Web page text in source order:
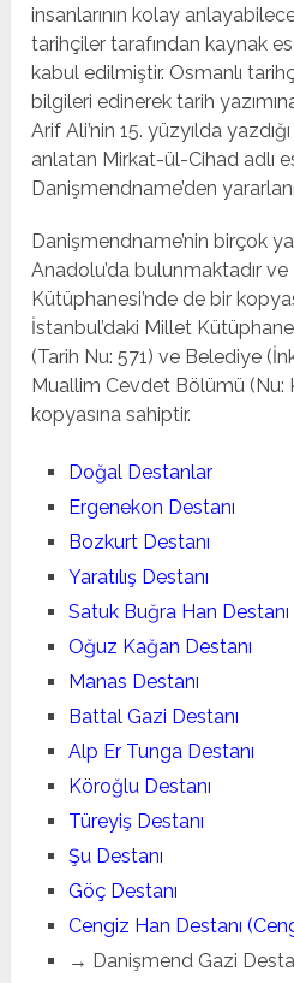
insanlarının kolay
tarihçiler tarafından kaynak
kabul edilmiştir. Osmanlı
bilgileri edinerek tarih
Arif Ali’nin 15. yüzyılda
anlatan Mirkat-ül-Cihad adlı
Danişmendname’den
Danişmendname’nin birçok
Anadolu’da bulunmaktadır ve
Kütüphanesi’nde de bir
İstanbul’daki Millet
(Tarih Nu: 571) ve Belediye
Muallim Cevdet Bölümü (Nu:
kopyasına sahiptir.
Doğal Destanlar
Ergenekon Destanı
Bozkurt Destanı
Yaratılış Destanı
Satuk Buğra Han Destanı
Oğuz Kağan Destanı
Manas Destanı
Battal Gazi Destanı
Alp Er Tunga Destanı
Köroğlu Destanı
Türeyiş Destanı
Şu Destanı
Göç Destanı
Cengiz Han Destanı
→ Danişmend Gazi